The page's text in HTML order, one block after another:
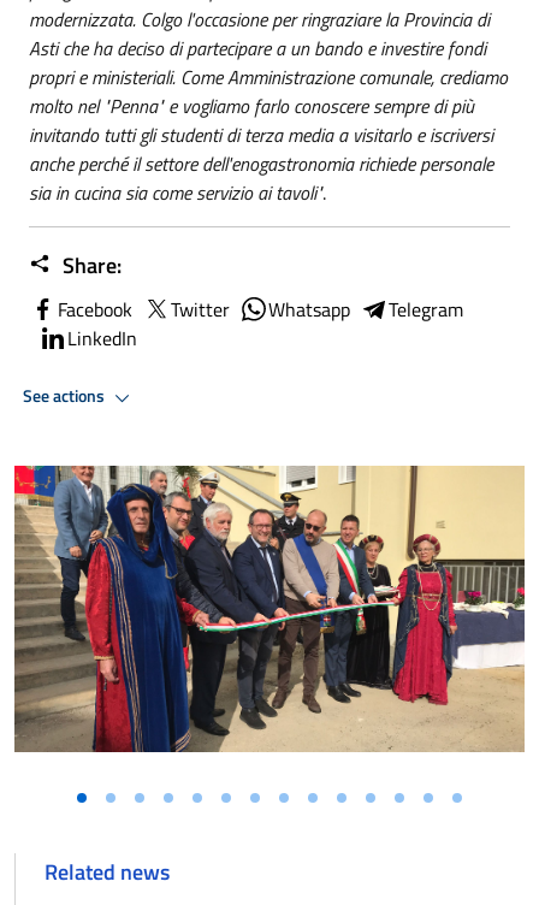
modernizzata. Colgo l'occasione per ringraziare la Provincia di
Asti che ha deciso di partecipare a un bando e investire fondi
propri e ministeriali. Come Amministrazione comunale, crediamo
molto nel "Penna" e vogliamo farlo conoscere sempre di più
invitando tutti gli studenti di terza media a visitarlo e iscriversi
anche perché il settore dell'enogastronomia richiede personale
sia in cucina sia come servizio ai tavoli".
Share:
Facebook Twitter Whatsapp
Telegram
LinkedIn
See actions
Related news